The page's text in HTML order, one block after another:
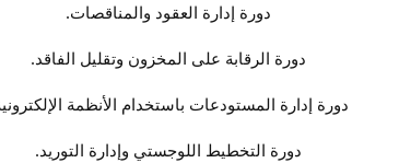
دورة إدارة العقود والمناقصات.
دورة الرقابة على المخزون وتقليل الفاقد.
دورة إدارة المستودعات باستخدام الأنظمة
دورة التخطيط اللوجستي وإدارة التوريد.